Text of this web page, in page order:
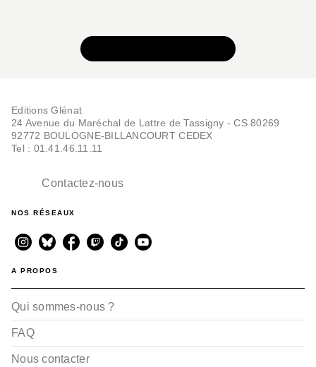
Editions Glénat
24 Avenue du Maréchal de Lattre de Tassigny - CS 80269
92772 BOULOGNE-BILLANCOURT CEDEX
Tel : 01.41.46.11.11
Contactez-nous
NOS RÉSEAUX
A PROPOS
Qui sommes-nous ?
FAQ
Nous contacter